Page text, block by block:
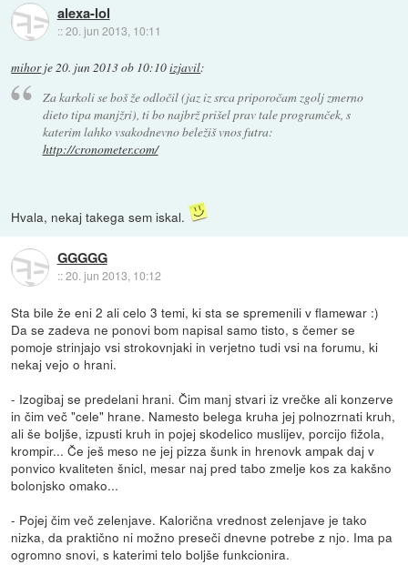
alexa-lol
::20. jun 2013, 10:11
mihorje 20. jun 2013 ob 10:10izjavil:
Za karkoli se boš že odločil (jaz iz srca priporočam zgolj zmerno
dieto tipa manjžri), ti bo najbrž prišel prav tale programček, s
katerim lahko vsakodnevno beležiš vnos futra:
http://cronometer.com/
Hvala, nekaj takega sem iskal.
GGGGG
::20. jun 2013, 10:12
Sta bile že eni 2 ali celo 3 temi, ki sta se spremenili v flamewar :)
Da se zadeva ne ponovi bom napisal samo tisto, s čemer se
pomoje strinjajo vsi strokovnjaki in verjetno tudi vsi na forumu, ki
nekaj vejo o hrani.
- Izogibaj se predelani hrani. Čim manj stvari iz vrečke ali konzerve
in čim več "cele" hrane. Namesto belega kruha jej polnozrnati kruh,
ali še boljše, izpusti kruh in pojej skodelico muslijev, porcijo fižola,
krompir... Če ješ meso ne jej pizza šunk in hrenovk ampak daj v
ponvico kvaliteten šnicl, mesar naj pred tabo zmelje kos za kakšno
bolonjsko omako...
- Pojej čim več zelenjave. Kalorična vrednost zelenjave je tako
nizka, da praktično ni možno preseči dnevne potrebe z njo. Ima pa
ogromno snovi, s katerimi telo boljše funkcionira.